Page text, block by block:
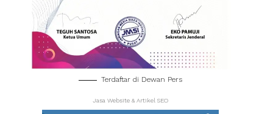
Terdaftar di Dewan Pers
Jasa Website & Artikel SEO